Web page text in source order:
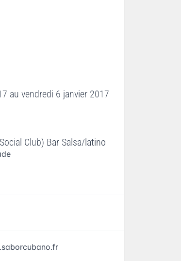
auvendredi 6 janvier 2017
Club) Bar Salsa/latino